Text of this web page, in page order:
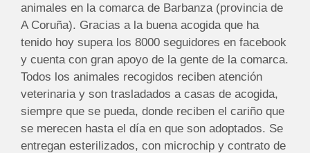
animales en la comarca de Barbanza (provincia de
A Coruña). Gracias a la buena acogida que ha
tenido hoy supera los 8000 seguidores en facebook
y cuenta con gran apoyo de la gente de la comarca.
Todos los animales recogidos reciben atención
veterinaria y son trasladados a casas de acogida,
siempre que se pueda, donde reciben el cariño que
se merecen hasta el día en que son adoptados. Se
entregan esterilizados, con microchip y contrato de